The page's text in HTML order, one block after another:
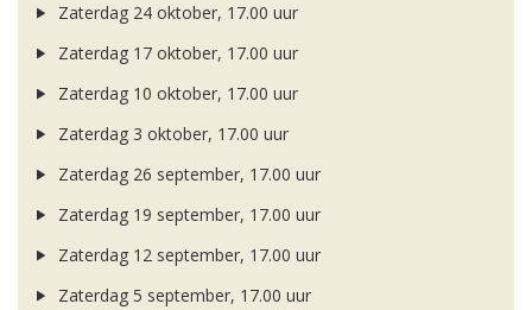
Zaterdag 24 oktober, 17.00 uur
Zaterdag 17 oktober, 17.00 uur
Zaterdag 10 oktober, 17.00 uur
Zaterdag 3 oktober, 17.00 uur
Zaterdag 26 september, 17.00 uur
Zaterdag 19 september, 17.00 uur
Zaterdag 12 september, 17.00 uur
Zaterdag 5 september, 17.00 uur